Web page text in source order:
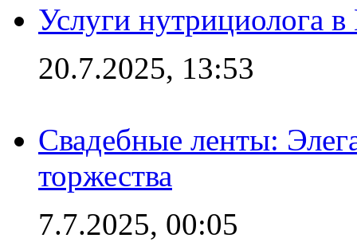
Услуги нутрициолога
20.7.2025, 13:53
Свадебные ленты:
торжества
7.7.2025, 00:05